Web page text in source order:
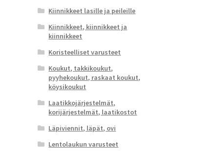
Kiinnikkeet lasille ja peileille
Kiinnikkeet, kiinnikkeet ja
kiinnikkeet
Koristeelliset varusteet
Koukut, takkikoukut,
pyyhekoukut, raskaat koukut,
köysikoukut
Laatikkojärjestelmät,
korijärjestelmät, laatikostot
Läpiviennit, läpät, ovi
Lentolaukun varusteet